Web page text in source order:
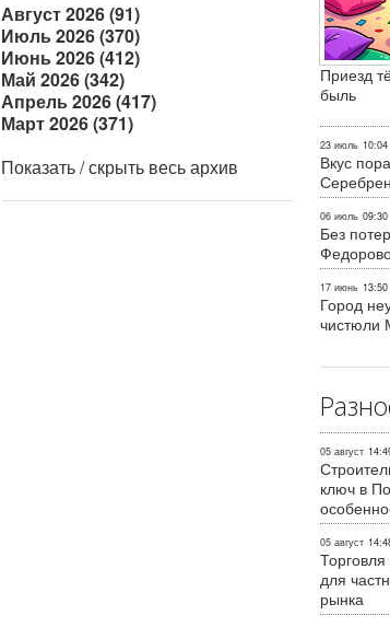
Август 2026 (91)
Июль 2026 (370)
Июнь 2026 (412)
Май 2026 (342)
Апрель 2026 (417)
Март 2026 (371)
Показать / скрыть весь архив
Приезд
быль
23 июль 10:04
Вкус
06 июль 09:30
Без
17 июнь 13:50
Город
чистюли
05 август
ключ в
05 август
для
рынка